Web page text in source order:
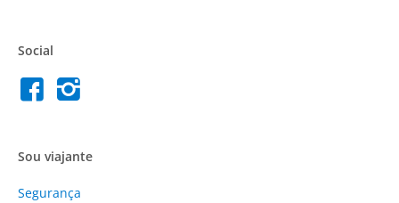
Social
Sou viajante
Segurança